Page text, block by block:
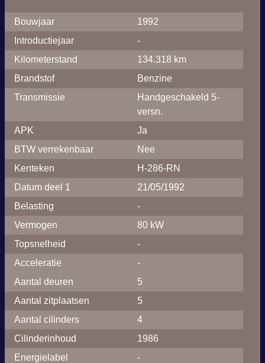
Bouwjaar
1992
Introductiejaar
-
Kilometerstand
134.318 km
Brandstof
Benzine
Transmissie
Handgeschakeld 5-
versn.
APK
Ja
BTW verrekenbaar
Nee
Kenteken
H-286-RN
Datum deel 1
21/05/1992
Belasting
-
Vermogen
80 kW
Topsnelheid
-
Acceleratie
-
Aantal deuren
5
Aantal zitplaatsen
5
Aantal cilinders
4
Cilinderinhoud
1986
Energielabel
-